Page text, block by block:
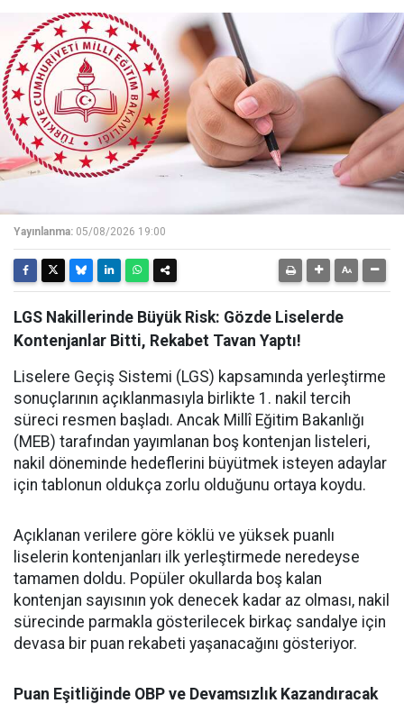
Yayınlanma: 05/08/2026 19:00
LGS Nakillerinde Büyük Risk: Gözde Liselerde
Kontenjanlar Bitti, Rekabet Tavan Yaptı!
Liselere Geçiş Sistemi (LGS) kapsamında yerleştirme
sonuçlarının açıklanmasıyla birlikte 1. nakil tercih
süreci resmen başladı. Ancak Millî Eğitim Bakanlığı
(MEB) tarafından yayımlanan boş kontenjan listeleri,
nakil döneminde hedeflerini büyütmek isteyen adaylar
için tablonun oldukça zorlu olduğunu ortaya koydu.
Açıklanan verilere göre köklü ve yüksek puanlı
liselerin kontenjanları ilk yerleştirmede neredeyse
tamamen doldu. Popüler okullarda boş kalan
kontenjan sayısının yok denecek kadar az olması, nakil
sürecinde parmakla gösterilecek birkaç sandalye için
devasa bir puan rekabeti yaşanacağını gösteriyor.
Puan Eşitliğinde OBP ve Devamsızlık Kazandıracak